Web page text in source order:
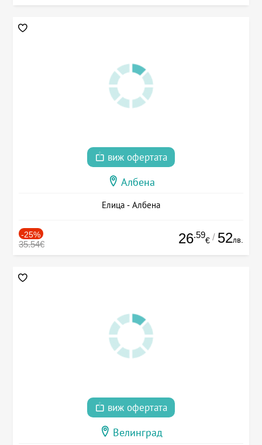
виж офертата
Албена
Елица - Албена
-25%
35.54€ 26.59
€ / 52лв.
виж офертата
Велинград